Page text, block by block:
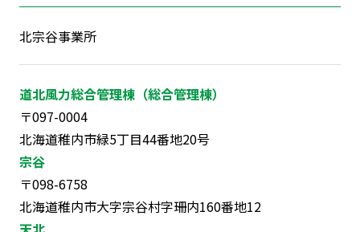
北宗谷事業所
道北風力総合管理棟（総合管理棟）
〒097-0004
北海道稚内市緑5丁目44番地20号
宗谷
〒098-6758
北海道稚内市大字宗谷村字珊内160番地12